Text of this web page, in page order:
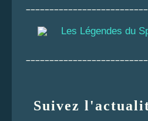
Les Légendes du
Suivez